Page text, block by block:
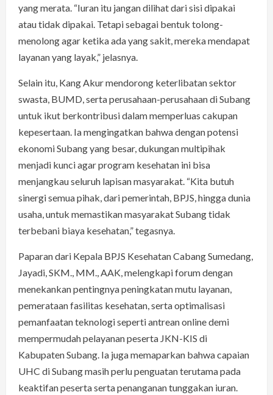
yang merata. “Iuran itu jangan dilihat dari sisi dipakai
atau tidak dipakai. Tetapi sebagai bentuk tolong-
menolong agar ketika ada yang sakit, mereka mendapat
layanan yang layak,” jelasnya.
Selain itu, Kang Akur mendorong keterlibatan sektor
swasta, BUMD, serta perusahaan-perusahaan di Subang
untuk ikut berkontribusi dalam memperluas cakupan
kepesertaan. Ia mengingatkan bahwa dengan potensi
ekonomi Subang yang besar, dukungan multipihak
menjadi kunci agar program kesehatan ini bisa
menjangkau seluruh lapisan masyarakat. “Kita butuh
sinergi semua pihak, dari pemerintah, BPJS, hingga dunia
usaha, untuk memastikan masyarakat Subang tidak
terbebani biaya kesehatan,” tegasnya.
Paparan dari Kepala BPJS Kesehatan Cabang Sumedang,
Jayadi, SKM., MM., AAK, melengkapi forum dengan
menekankan pentingnya peningkatan mutu layanan,
pemerataan fasilitas kesehatan, serta optimalisasi
pemanfaatan teknologi seperti antrean online demi
mempermudah pelayanan peserta JKN-KIS di
Kabupaten Subang. Ia juga memaparkan bahwa capaian
UHC di Subang masih perlu penguatan terutama pada
keaktifan peserta serta penanganan tunggakan iuran.